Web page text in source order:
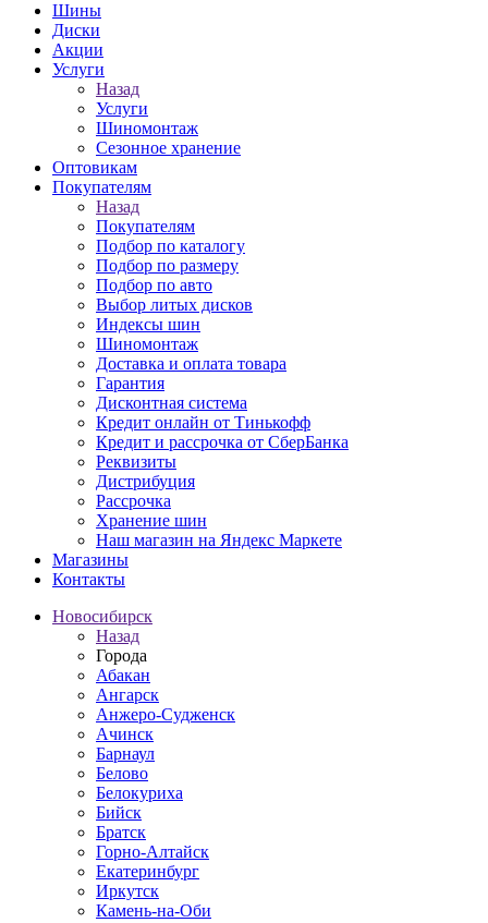
Шины
Диски
Акции
Услуги
Назад
Услуги
Шиномонтаж
Сезонное хранение
Оптовикам
Покупателям
Назад
Покупателям
Подбор по каталогу
Подбор по размеру
Подбор по авто
Выбор литых дисков
Индексы шин
Шиномонтаж
Доставка и оплата товара
Гарантия
Дисконтная система
Кредит онлайн от Тинькофф
Кредит и рассрочка от СберБанка
Реквизиты
Дистрибуция
Рассрочка
Хранение шин
Наш магазин на Яндекс Маркете
Магазины
Контакты
Новосибирск
Назад
Города
Абакан
Ангарск
Анжеро-Судженск
Ачинск
Барнаул
Белово
Белокуриха
Бийск
Братск
Горно-Алтайск
Екатеринбург
Иркутск
Камень-на-Оби